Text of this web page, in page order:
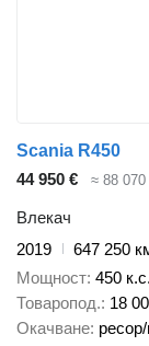
Scania R450
44 950 €
≈ 88 070
Влекач
2019
647 250
Мощност 450
Товаропод. 18
Окачване